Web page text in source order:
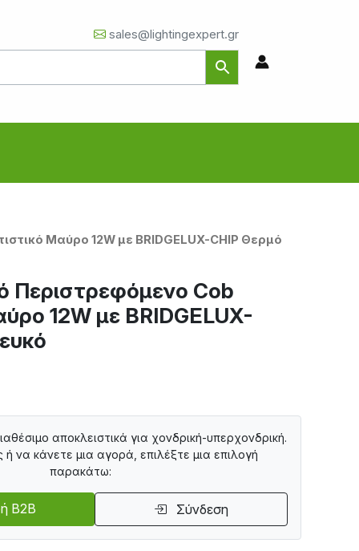
sales@lightingexpert.gr
Μαύρο 12W με BRIDGELUX-CHIP Θερμό
Περιστρεφόμενο Cob
12W με BRIDGELUX-
αποκλειστικά για χονδρική-υπερχονδρική.
ή να κάνετε μια αγορά, επιλέξτε μια επιλογή
παρακάτω:
B2B Σύνδεση